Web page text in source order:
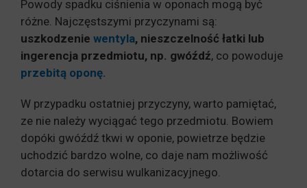
Powody spadku ciśnienia w oponach mogą być
różne. Najczęstszymi przyczynami są:
uszkodzenie wentyla, nieszczelność łatki lub
ingerencja przedmiotu, np. gwóźdź, co powoduje
przebitą oponę.
W przypadku ostatniej przyczyny, warto pamiętać,
ze nie należy wyciągać tego przedmiotu. Bowiem
dopóki gwóźdź tkwi w oponie, powietrze będzie
uchodzić bardzo wolne, co daje nam możliwość
dotarcia do serwisu wulkanizacyjnego.